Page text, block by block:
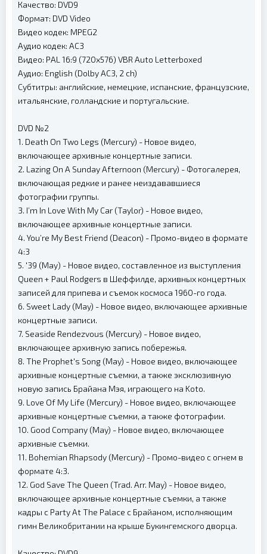
Качество: DVD9
Формат: DVD Video
Видео кодек: MPEG2
Аудио кодек: AC3
Видео: PAL 16:9 (720x576) VBR Auto Letterboxed
Аудио: English (Dolby AC3, 2 ch)
Субтитры: английские, немецкие, испанские, французские,
итальянские, голландские и португальские.
DVD №2
1. Death On Two Legs (Mercury) - Новое видео,
включающее архивные концертные записи.
2. Lazing On A Sunday Afternoon (Mercury) - Фотогалерея,
включающая редкие и ранее неиздававшиеся
фотографии группы.
3. I’m In Love With My Car (Taylor) - Новое видео,
включающее архивные концертные записи.
4. You’re My Best Friend (Deacon) - Промо-видео в формате
4:3
5. '39 (May) - Новое видео, составленное из выступления
Queen + Paul Rodgers в Шеффилде, архивных концертных
записей для припева и съемок космоса 1960-го года.
6. Sweet Lady (May) - Новое видео, включающее архивные
концертные записи.
7. Seaside Rendezvous (Mercury) - Новое видео,
включающее архивную запись побережья.
8. The Prophet's Song (May) - Новое видео, включающее
архивные концертные съемки, а также эксклюзивную
новую запись Брайана Мэя, играющего на Koto.
9. Love Of My Life (Mercury) - Новое видео, включающее
архивные концертные съемки, а также фотографии.
10. Good Company (May) - Новое видео, включающее
архивные съемки.
11. Bohemian Rhapsody (Mercury) - Промо-видео с огнем в
формате 4:3.
12. God Save The Queen (Trad. Arr. May) - Новое видео,
включающее архивные концертные съемки, а также
кадры с Party At The Palace с Брайаном, исполняющим
гимн Великобритании на крыше Букингемского дворца.